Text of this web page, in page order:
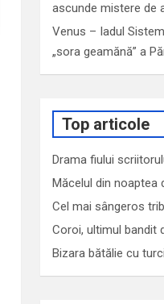
ascunde mistere de
Venus – Iadul
„sora geamănă” a
Top articole
Drama fiului
Măcelul din noaptea
Cel mai sângeros
Coroi, ultimul bandit
Bizara bătălie cu